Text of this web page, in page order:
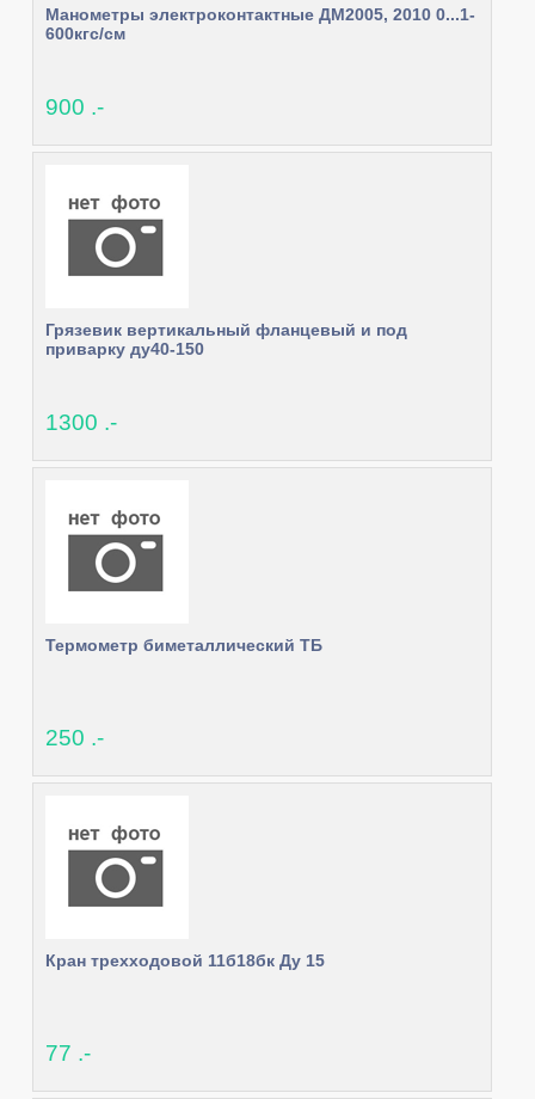
Манометры электроконтактные ДМ2005, 2010 0...1-
600кгс/см
900 .-
Грязевик вертикальный фланцевый и под
приварку ду40-150
1300 .-
Термометр биметаллический ТБ
250 .-
Кран трехходовой 11б18бк Ду 15
77 .-